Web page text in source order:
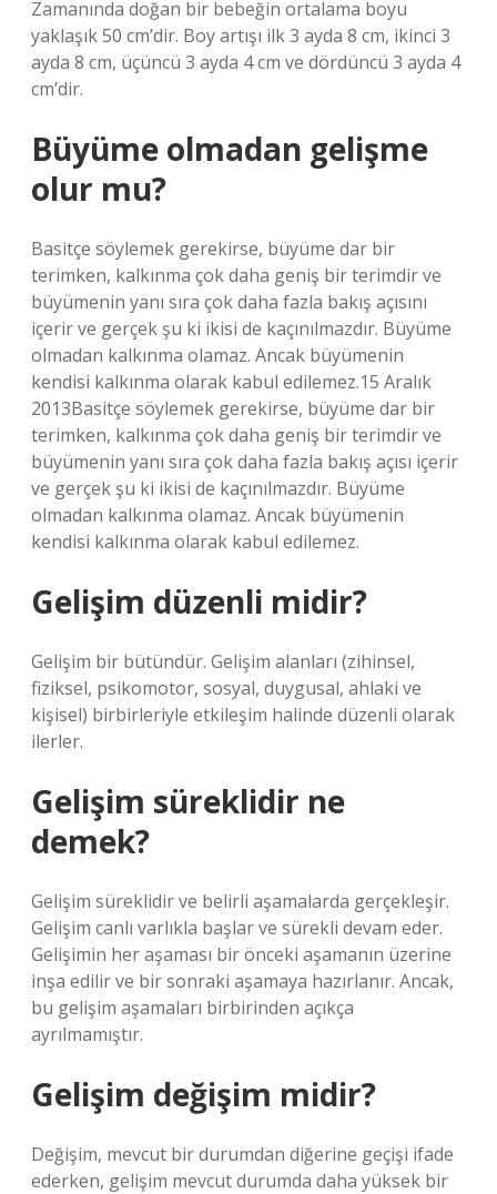
Zamanında doğan bir bebeğin ortalama boyu
yaklaşık 50 cm’dir. Boy artışı ilk 3 ayda 8 cm, ikinci 3
ayda 8 cm, üçüncü 3 ayda 4 cm ve dördüncü 3 ayda 4
cm’dir.
Büyüme olmadan gelişme
olur mu?
Basitçe söylemek gerekirse, büyüme dar bir
terimken, kalkınma çok daha geniş bir terimdir ve
büyümenin yanı sıra çok daha fazla bakış açısını
içerir ve gerçek şu ki ikisi de kaçınılmazdır. Büyüme
olmadan kalkınma olamaz. Ancak büyümenin
kendisi kalkınma olarak kabul edilemez.15 Aralık
2013Basitçe söylemek gerekirse, büyüme dar bir
terimken, kalkınma çok daha geniş bir terimdir ve
büyümenin yanı sıra çok daha fazla bakış açısı içerir
ve gerçek şu ki ikisi de kaçınılmazdır. Büyüme
olmadan kalkınma olamaz. Ancak büyümenin
kendisi kalkınma olarak kabul edilemez.
Gelişim düzenli midir?
Gelişim bir bütündür. Gelişim alanları (zihinsel,
fiziksel, psikomotor, sosyal, duygusal, ahlaki ve
kişisel) birbirleriyle etkileşim halinde düzenli olarak
ilerler.
Gelişim süreklidir ne
demek?
Gelişim süreklidir ve belirli aşamalarda gerçekleşir.
Gelişim canlı varlıkla başlar ve sürekli devam eder.
Gelişimin her aşaması bir önceki aşamanın üzerine
inşa edilir ve bir sonraki aşamaya hazırlanır. Ancak,
bu gelişim aşamaları birbirinden açıkça
ayrılmamıştır.
Gelişim değişim midir?
Değişim, mevcut bir durumdan diğerine geçişi ifade
ederken, gelişim mevcut durumda daha yüksek bir